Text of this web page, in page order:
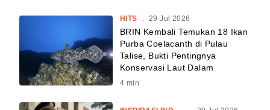
HITS 29 Jul 2026
BRIN Kembali Temukan 18 Ikan
Purba Coelacanth di Pulau
Talise, Bukti Pentingnya
Konservasi Laut Dalam
4 min